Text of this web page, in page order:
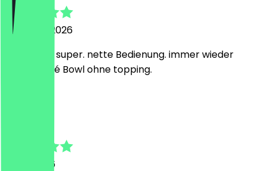
4. August 2026
wie immer super. nette Bedienung. immer wieder
gerne. Poké Bowl ohne topping.
4. Juli 2026